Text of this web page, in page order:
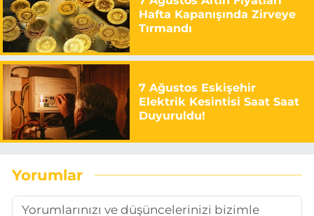
Hafta Kapanışında Zirveye
Tırmandı
7 Ağustos Eskişehir
Elektrik Kesintisi Saat Saat
Duyuruldu!
Yorumlar